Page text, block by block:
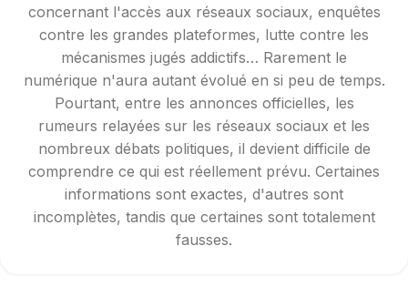
concernant l'accès aux réseaux sociaux, enquêtes
contre les grandes plateformes, lutte contre les
mécanismes jugés addictifs… Rarement le
numérique n'aura autant évolué en si peu de temps.
Pourtant, entre les annonces officielles, les
rumeurs relayées sur les réseaux sociaux et les
nombreux débats politiques, il devient difficile de
comprendre ce qui est réellement prévu. Certaines
informations sont exactes, d'autres sont
incomplètes, tandis que certaines sont totalement
fausses.